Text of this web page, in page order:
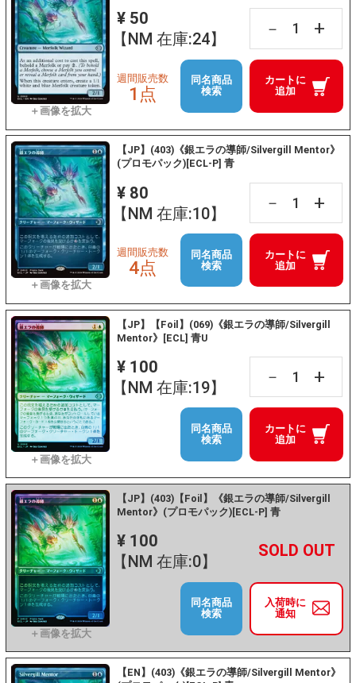
¥ 50
【NM 在庫:24】
－ +
カートに
追加
週間販売数
1点
同名商品
検索
【JP】(403)《銀エラの導師/Silvergill Mentor》
(プロモパック)[ECL-P] 青
¥ 80
【NM 在庫:10】
－ +
カートに
追加
週間販売数
4点
同名商品
検索
【JP】【Foil】(069)《銀エラの導師/Silvergill
Mentor》[ECL] 青U
¥ 100
【NM 在庫:19】
－ +
カートに
追加
同名商品
検索
【JP】(403)【Foil】《銀エラの導師/Silvergill
Mentor》(プロモパック)[ECL-P] 青
¥ 100
【NM 在庫:0】
－ +
入荷時に
通知
同名商品
検索
【EN】(403)《銀エラの導師/Silvergill Mentor》